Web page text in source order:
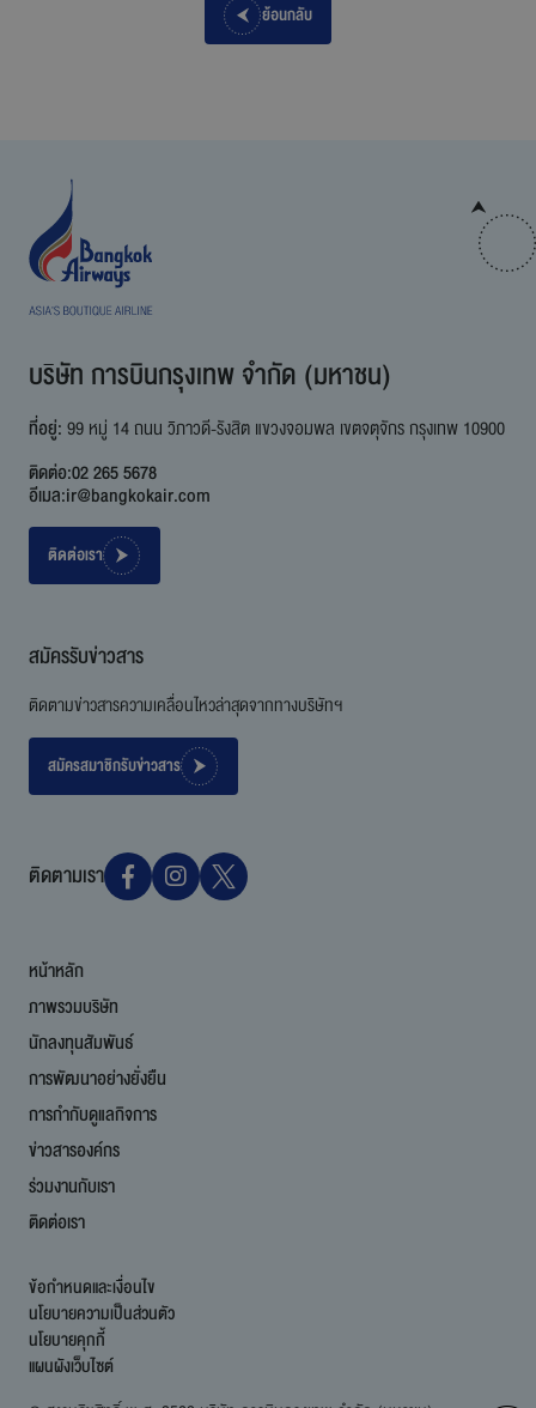
ย้อนกลับ
บริษัท การบินกรุงเทพ จำกัด (มหาชน)
ที่อยู่:99 หมู่ 14 ถนน วิภาวดี-รังสิต แขวงจอมพล เขตจตุจักร กรุงเทพ 10900
ติดต่อ:02 265 5678
อีเมล:ir@bangkokair.com
ติดต่อเรา
สมัครรับข่าวสาร
ติดตามข่าวสารความเคลื่อนไหวล่าสุดจากทางบริษัทฯ
สมัครสมาชิกรับข่าวสาร
ติดตามเรา
หน้าหลัก
ภาพรวมบริษัท
นักลงทุนสัมพันธ์
การพัฒนาอย่างยั่งยืน
การกำกับดูแลกิจการ
ข่าวสารองค์กร
ร่วมงานกับเรา
ติดต่อเรา
ข้อกำหนดและเงื่อนไข
นโยบายความเป็นส่วนตัว
นโยบายคุกกี้
แผนผังเว็บไซต์